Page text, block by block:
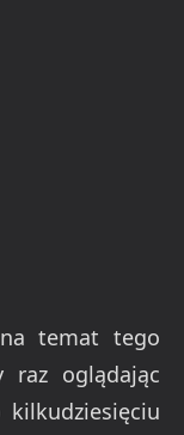
temat tego
raz oglądając